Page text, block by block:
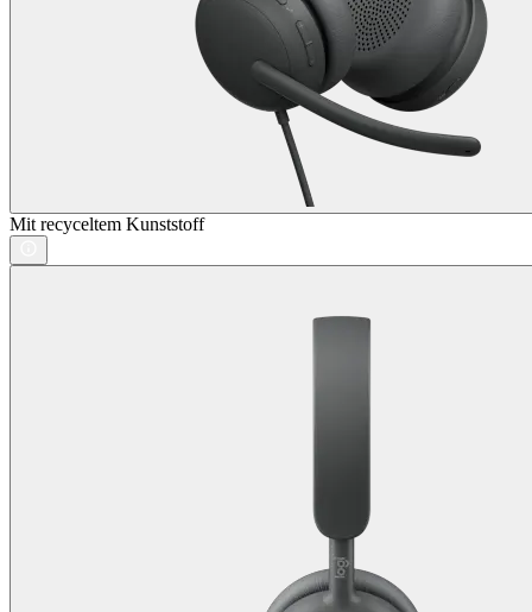
Mit recyceltem Kunststoff